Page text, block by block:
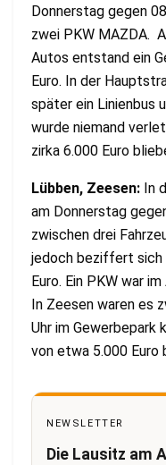
Donnerstag gegen
zwei PKW MAZDA.
Autos entstand ein
Euro. In der
später ein Linienbus
wurde niemand
zirka 6.000 Euro
Lübben, Zeesen: In
am Donnerstag
zwischen drei
jedoch beziffert sich
Euro. Ein PKW war
In Zeesen waren es
Uhr im Gewerbepark
von etwa 5.000 Euro
NEWSLETTER
Die Lausitz am